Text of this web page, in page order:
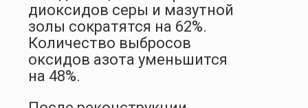
диоксидов серы и мазутной
золы сократятся на 62%.
Количество выбросов
оксидов азота уменьшится
на 48%.